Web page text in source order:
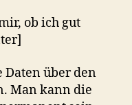
ob ich gut
Daten über den
Man kann die